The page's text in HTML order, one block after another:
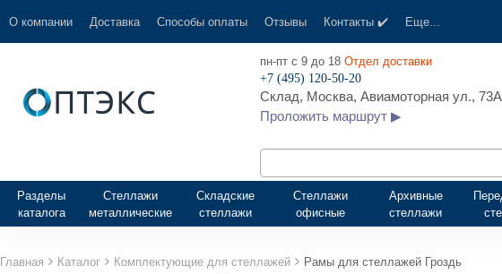
О компании Доставка Способы оплаты Отзывы Контакты ✔️ Еще...
пн-пт с 9 до 18 Отдел доставки
+7 (495) 120-50-20
Склад, Москва, Авиамоторная ул.,
Проложить маршрут ▶
Разделы
каталога
Стеллажи
металлические
Складские
стеллажи
Стеллажи
офисные
Архивные
стеллажи
Главная Каталог Комплектующие для стеллажей Рамы для стеллажей Гроздь